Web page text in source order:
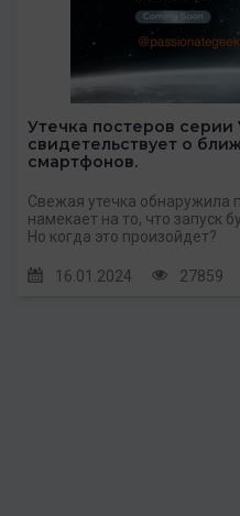
Утечка постеров серии
свидетельствует о
смартфонов.
Свежая утечка обнаружила
намекает на то, что запуск
Но когда это произойдет?
16.01.2024 27859